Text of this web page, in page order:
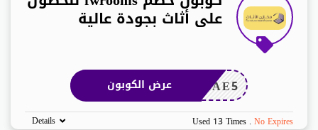
على أثاث بجودة عالية
LAAE5 عرض الكوبون
Used 13 Times . No Expires
Details